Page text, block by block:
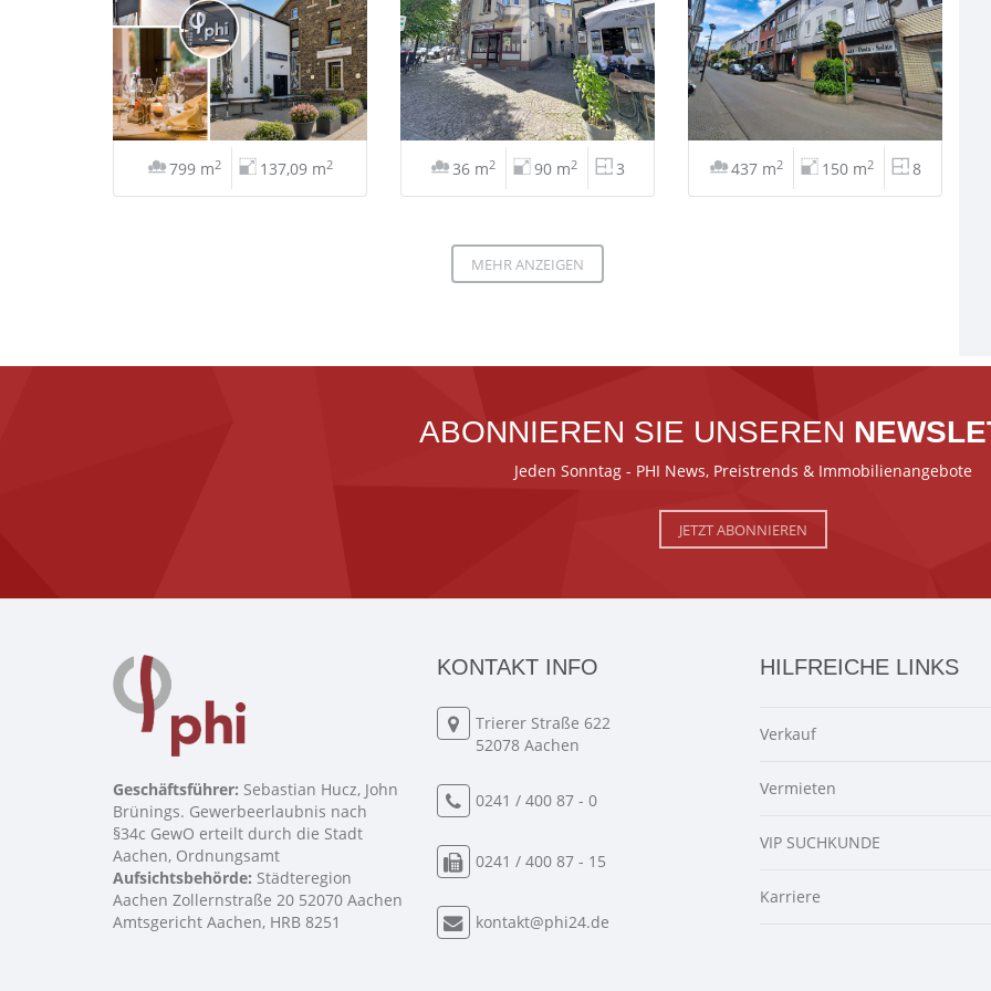
799 m2 137,09 m2 36 m2 90 m2 3 437 m2 150 m2 8
MEHR ANZEIGEN
ABONNIEREN SIE UNSEREN
Jeden Sonntag - PHI News, Preistrends & Immobilienangebote
JETZT ABONNIEREN
Geschäftsführer: Sebastian Hucz, John
Brünings. Gewerbeerlaubnis nach
§34c GewO erteilt durch die Stadt
Aachen, Ordnungsamt
Aufsichtsbehörde: Städteregion
Aachen Zollernstraße 20 52070 Aachen
Amtsgericht Aachen, HRB 8251
KONTAKT INFO
Trierer Straße 622
52078 Aachen
0241 / 400 87 - 0
0241 / 400 87 - 15
kontakt@phi24.de
HILFREICHE LINKS
Verkauf
Vermieten
VIP SUCHKUNDE
Karriere